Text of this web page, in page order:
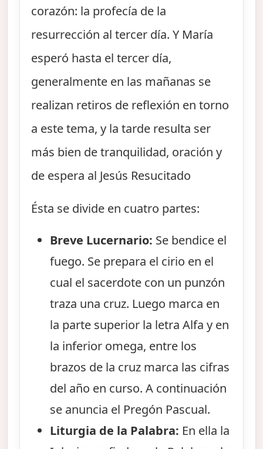
corazón: la profecía de la
resurrección al tercer día. Y María
esperó hasta el tercer día,
generalmente en las mañanas se
realizan retiros de reflexión en torno
a este tema, y la tarde resulta ser
más bien de tranquilidad, oración y
de espera al Jesús Resucitado
Ésta se divide en cuatro partes:
Breve Lucernario: Se bendice el
fuego. Se prepara el cirio en el
cual el sacerdote con un punzón
traza una cruz. Luego marca en
la parte superior la letra Alfa y en
la inferior omega, entre los
brazos de la cruz marca las cifras
del año en curso. A continuación
se anuncia el Pregón Pascual.
Liturgia de la Palabra: En ella la